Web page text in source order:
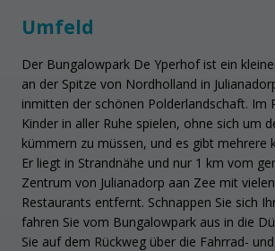
Umfeld
Der Bungalowpark De Yperhof ist ein
an der Spitze von Nordholland in
inmitten der schönen Polderlandschaft. Im
Kinder in aller Ruhe spielen, ohne sich um
kümmern zu müssen, und es gibt mehrere
Er liegt in Strandnähe und nur 1 km vom
Zentrum von Julianadorp aan Zee mit
Restaurants entfernt. Schnappen Sie sich
fahren Sie vom Bungalowpark aus in die
Sie auf dem Rückweg über die Fahrrad-